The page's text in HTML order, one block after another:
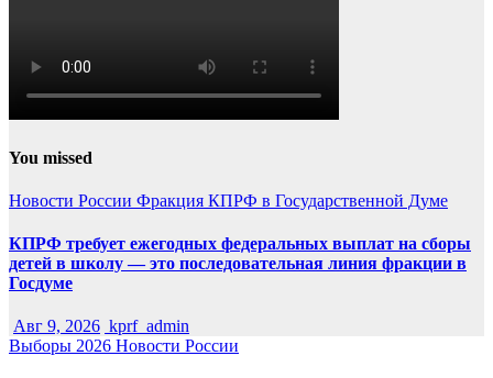
You missed
Новости России Фракция КПРФ в Государственной Думе
КПРФ требует ежегодных федеральных выплат на сборы
детей в школу — это последовательная линия фракции в
Госдуме
Авг 9, 2026 kprf_admin
Выборы 2026 Новости России